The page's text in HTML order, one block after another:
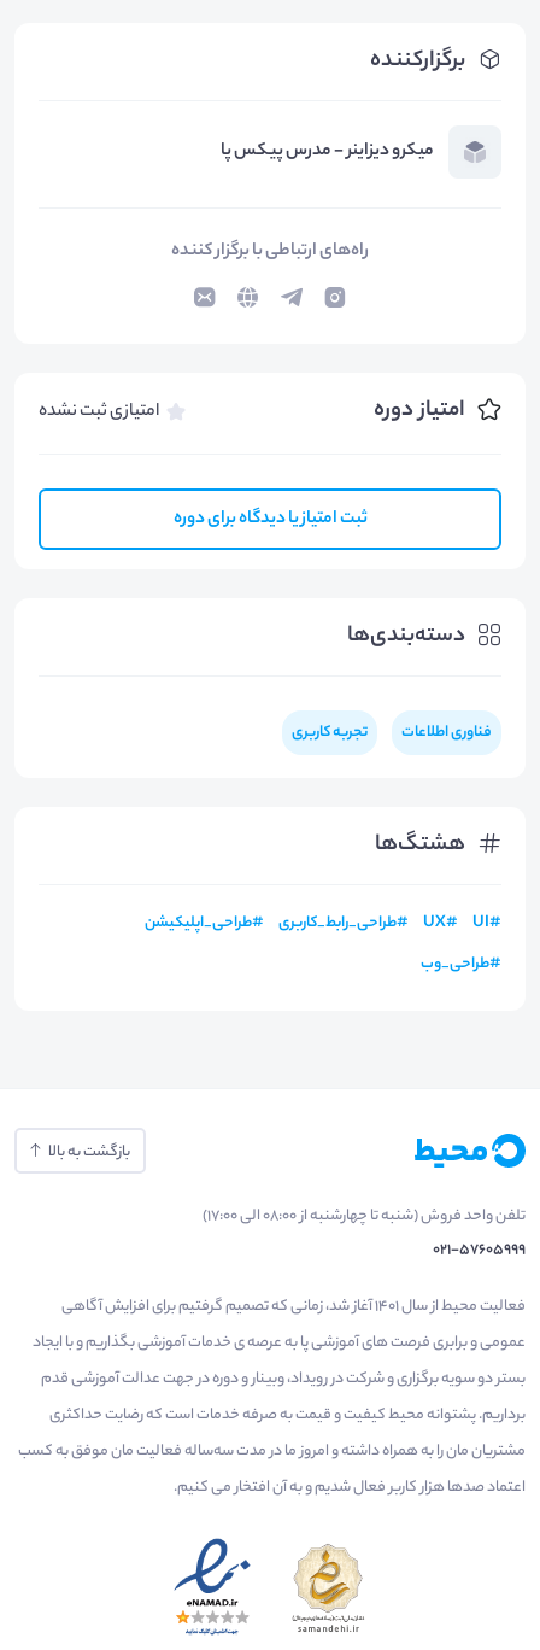
برگزارکننده
میکرو دیزاینر - مدرس پیکس پا
راه‌های ارتباطی با برگزار کننده
امتیاز دوره امتیازی ثبت نشده
ثبت امتیاز یا دیدگاه برای دوره
دسته‌بندی‌ها
فناوری اطلاعات تجربه کاربری
هشتگ‌ها
#
UI
#
UX
#طراحی_رابط_کاربری #طراحی_اپلیکیشن
#طراحی_وب
بازگشت به بالا
تلفن واحد فروش (شنبه تا چهارشنبه از 08:00 الی 17:00)
021-57605999
فعالیت محیط از سال 1401 آغاز شد، زمانی که تصمیم گرفتیم برای افزایش آگاهی
عمومی و برابری فرصت های آموزشی پا به عرصه ی خدمات آموزشی بگذاریم و با ایجاد
بستر دو سویه برگزاری و شرکت در رویداد، وبینار و دوره در جهت عدالت آموزشی قدم
برداریم. پشتوانه محیط کیفیت و قیمت به صرفه خدمات است که رضایت حداکثری
مشتریان مان را به همراه داشته و امروز ما در مدت سه‌ساله فعالیت مان موفق به کسب
اعتماد صدها هزار کاربر فعال شدیم و به آن افتخار می‌ کنیم.